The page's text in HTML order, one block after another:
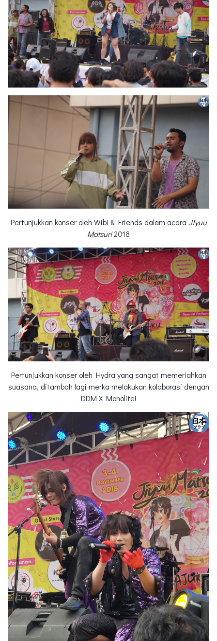
Pertunjukkan konser oleh Wibi & Friends dalam acara JIyuu
Matsuri2018
Pertunjukkan konser oleh Hydra yang sangat memeriahkan
suasana, ditambah lagi merka melakukan kolaborasi dengan
DDM X Monolite!